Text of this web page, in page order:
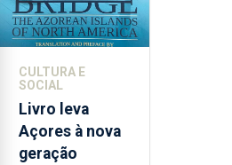
CULTURA E
SOCIAL
Livro leva
Açores à nova
geração